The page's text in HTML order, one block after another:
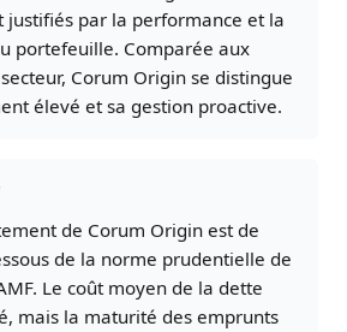
justifiés par la performance et la
portefeuille. Comparée aux
Corum Origin se distingue
élevé et sa gestion proactive.
de Corum Origin est de
de la norme prudentielle de
Le coût moyen de la dette
mais la maturité des emprunts